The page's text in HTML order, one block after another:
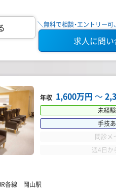
＼無料で相談・エントリー
求人に問
年収 1,600万円 〜
未経
手技
問診メ
週4日か
JR各線 岡山駅